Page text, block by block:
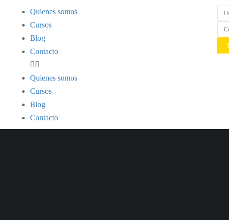
Quienes somos
Cursos
Blog
Contacto
Quienes somos
Cursos
Blog
Contacto